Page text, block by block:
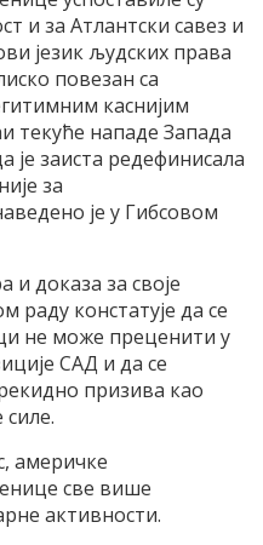
и за Атлантски савез и
језик људских права
повезан са
каснијим
текуће нападе Запада
заиста редефинисала
за
је у Гибсовом
доказа за своје
раду констатује да се
не може преценити у
САД и да се
призива као
америчке
све више
активности.